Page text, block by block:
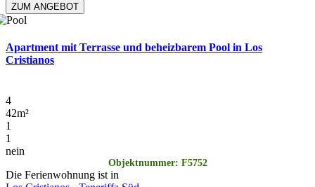
ZUM ANGEBOT
Apartment mit Terrasse und beheizbarem Pool in Los
Cristianos
4
42m²
1
1
nein
Objektnummer: F5752
Die Ferienwohnung ist in